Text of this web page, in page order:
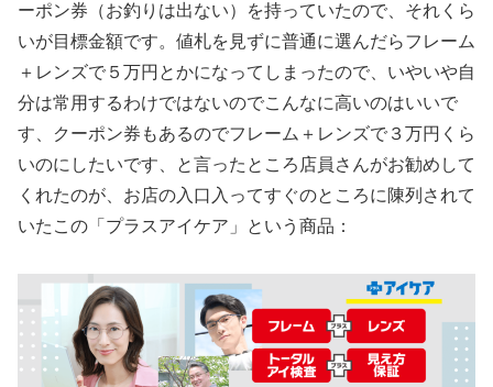
ーポン券（お釣りは出ない）を持っていたので、それくら
いが目標金額です。値札を見ずに普通に選んだらフレーム
＋レンズで５万円とかになってしまったので、いやいや自
分は常用するわけではないのでこんなに高いのはいいで
す、クーポン券もあるのでフレーム＋レンズで３万円くら
いのにしたいです、と言ったところ店員さんがお勧めして
くれたのが、お店の入口入ってすぐのところに陳列されて
いたこの「プラスアイケア」という商品：